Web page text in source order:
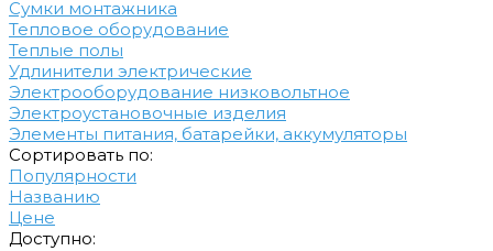
Сумки монтажника
Тепловое оборудование
Теплые полы
Удлинители электрические
Электрооборудование низковольтное
Электроустановочные изделия
Элементы питания, батарейки, аккумуляторы
Cортировать по:
Популярности
Названию
Цене
Доступно: